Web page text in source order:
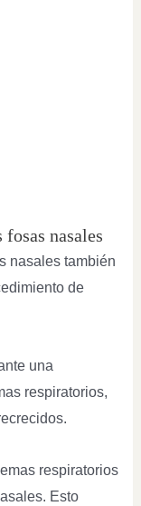
nasales
nasales también
de
una
respiratorios,
respiratorios
Esto